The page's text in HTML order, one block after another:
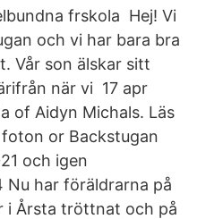
frskola Hej! Vi
och vi har bara bra
Vår son älskar sitt
när vi 17 apr
of Aidyn Michals. Läs
or Backstugan
och igen
har föräldrarna på
i Årsta tröttnat och på